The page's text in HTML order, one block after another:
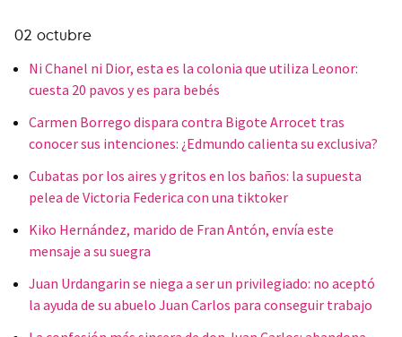
02 octubre
Ni Chanel ni Dior, esta es la colonia que utiliza Leonor:
cuesta 20 pavos y es para bebés
Carmen Borrego dispara contra Bigote Arrocet tras
conocer sus intenciones: ¿Edmundo calienta su exclusiva?
Cubatas por los aires y gritos en los baños: la supuesta
pelea de Victoria Federica con una tiktoker
Kiko Hernández, marido de Fran Antón, envía este
mensaje a su suegra
Juan Urdangarin se niega a ser un privilegiado: no aceptó
la ayuda de su abuelo Juan Carlos para conseguir trabajo